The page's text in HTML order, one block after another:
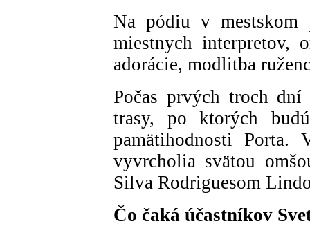
Na pódiu v mestskom
miestnych interpretov,
adorácie, modlitba
Počas prvých troch
trasy, po ktorých
pamätihodnosti
vyvrcholia svätou
Silva Rodriguesom
Čo čaká účastníkov